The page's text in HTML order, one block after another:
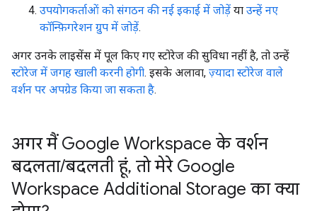
उपयोगकर्ताओं को संगठन की नई इकाई में जोड़ें या उन्हें नए
कॉन्फ़िगरेशन ग्रुप में जोड़ें.
अगर उनके लाइसेंस में पूल किए गए स्टोरेज की सुविधा नहीं है, तो उन्हें
स्टोरेज में जगह खाली करनी होगी. इसके अलावा, ज़्यादा स्टोरेज वाले
वर्शन पर अपग्रेड किया जा सकता है.
अगर मैं Google Workspace के वर्शन
बदलता/बदलती हूं, तो मेरे Google
Workspace Additional Storage का क्या